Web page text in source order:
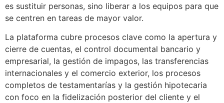
es sustituir personas, sino liberar a los equipos para que
se centren en tareas de mayor valor.
La plataforma cubre procesos clave como la apertura y
cierre de cuentas, el control documental bancario y
empresarial, la gestión de impagos, las transferencias
internacionales y el comercio exterior, los procesos
completos de testamentarías y la gestión hipotecaria
con foco en la fidelización posterior del cliente y el